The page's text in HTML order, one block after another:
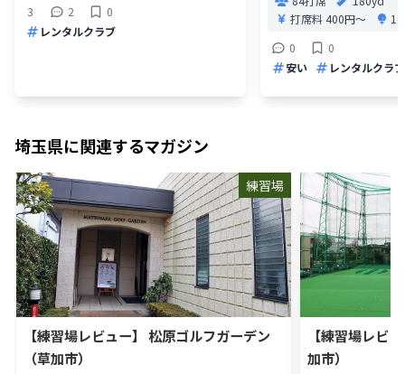
3 2
0
レンタルクラブ
打席料400円〜
0
0
安い
レンタルクラブ
埼玉県に関連するマガジン
練習場
【練習場レビュー】 松原ゴルフガーデン
（草加市）
【練習場レビ
加市）